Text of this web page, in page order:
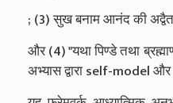
; (3) सुख बनाम आनंद की अद्वैत
और (4) "यथा पिण्डे तथा
अभ्यास द्वारा self-model